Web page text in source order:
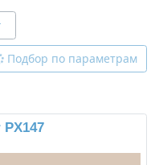
Подбор по параметрам